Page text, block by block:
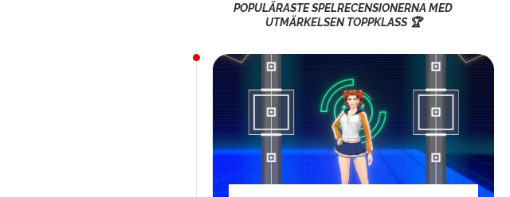
POPULÄRASTE SPELRECENSIONERNA MED
UTMÄRKELSEN TOPPKLASS 🏆